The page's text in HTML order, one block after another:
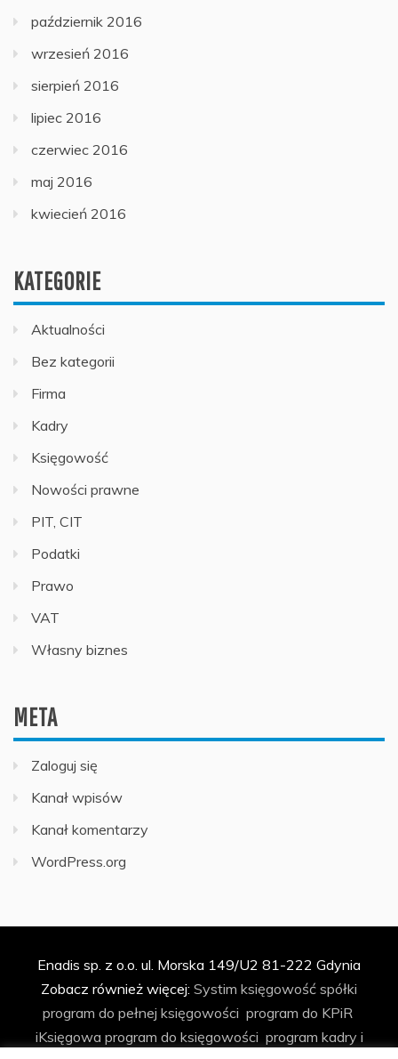
październik 2016
wrzesień 2016
sierpień 2016
lipiec 2016
czerwiec 2016
maj 2016
kwiecień 2016
KATEGORIE
Aktualności
Bez kategorii
Firma
Kadry
Księgowość
Nowości prawne
PIT, CIT
Podatki
Prawo
VAT
Własny biznes
META
Zaloguj się
Kanał wpisów
Kanał komentarzy
WordPress.org
Enadis sp. z o.o. ul. Morska 149/U2 81-222 Gdynia
Zobacz również więcej: Systim księgowość spółki
program do pełnej księgowości program do KPiR
iKsięgowa program do księgowości program kadry i